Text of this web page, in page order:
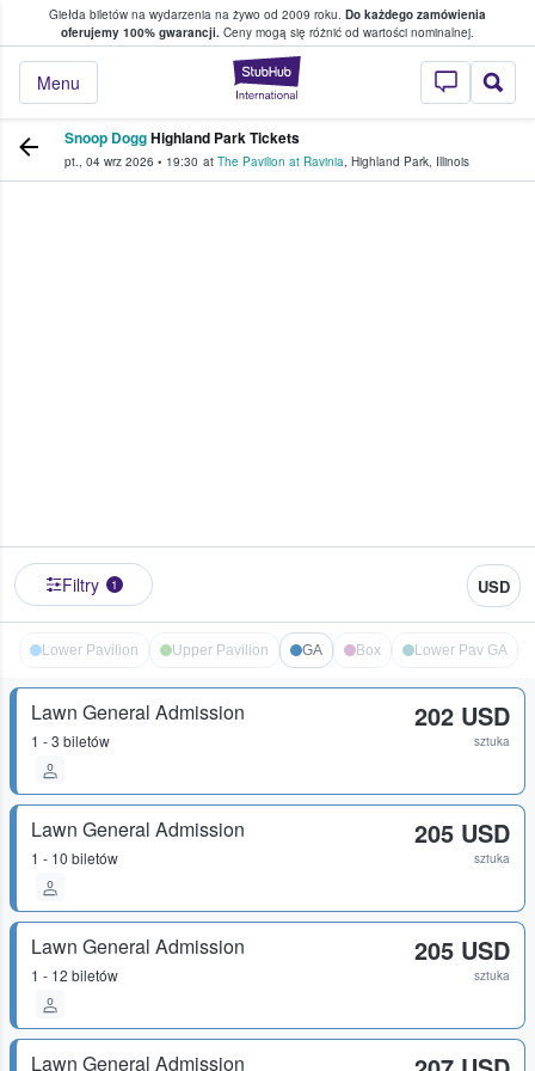
Giełda biletów na wydarzenia na żywo od 2009 roku. Do każdego zamówienia
oferujemy 100% gwarancji. Ceny mogą się różnić od wartości nominalnej.
StubHub —
Menu
w którym fani i kibice kupują i
Snoop DoggHighland Park Tickets
pt., 04 wrz 2026 • 19:30 at The Pavilion at Ravinia, Highland Park, Illinois
Filtry 1 USD
Lower Pavilion Upper Pavilion GA Box Lower Pav GA
Lawn General Admission
1 - 3 biletów
202 USD
sztuka
Lawn General Admission
1 - 10 biletów
205 USD
sztuka
Lawn General Admission
1 - 12 biletów
205 USD
sztuka
Lawn General Admission